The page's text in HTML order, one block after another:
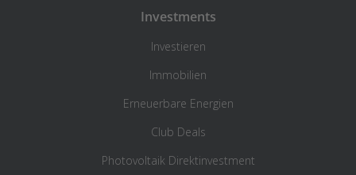
Investments
Investieren
Immobilien
Erneuerbare Energien
Club Deals
Photovoltaik Direktinvestment